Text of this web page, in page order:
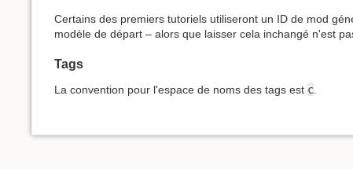
Certains des premiers tutoriels utiliseront un ID de mod
modèle de départ – alors que laisser cela inchangé n'est
Tags
La convention pour l'espace de noms des tags est c